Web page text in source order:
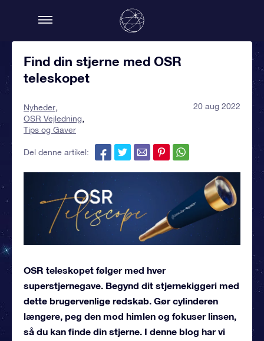
Find din stjerne med OSR
teleskopet
Nyheder
OSR Vejledning
Tips og Gaver
20 aug 2022
Del denne artikel:
OSR teleskopet følger med hver
superstjernegave. Begynd dit stjernekiggeri med
dette brugervenlige redskab. Gør cylinderen
længere, peg den mod himlen og fokuser linsen,
så du kan finde din stjerne. I denne blog har vi